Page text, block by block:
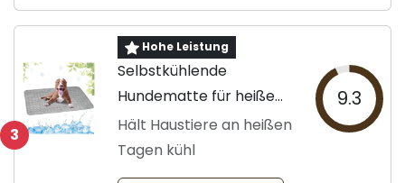
3
Hohe Leistung
Selbstkühlende
Hundematte für heiße
Tage
Hält Haustiere an heißen
Tagen kühl
9.3